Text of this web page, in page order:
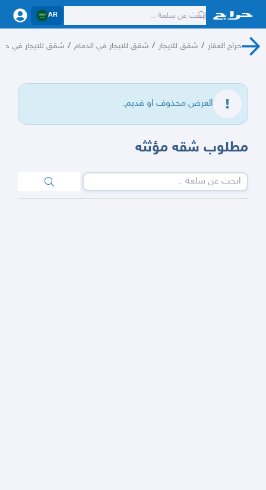
AR
حراج العقار / شقق للايجار / شقق للايجار في الدمام / شقق للايجار في
العرض محذوف او قديم.
مطلوب شقه مؤثثه